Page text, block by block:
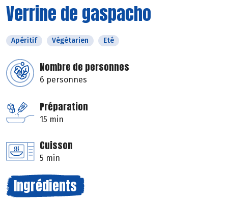
Verrine de gaspacho
Apéritif Végétarien Eté
Nombre de personnes
6 personnes
Préparation
15 min
Cuisson
5 min
Ingrédients